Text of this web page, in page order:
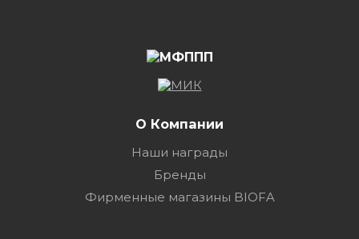
О Компании
Наши награды
Бренды
Фирменные магазины BIOFA